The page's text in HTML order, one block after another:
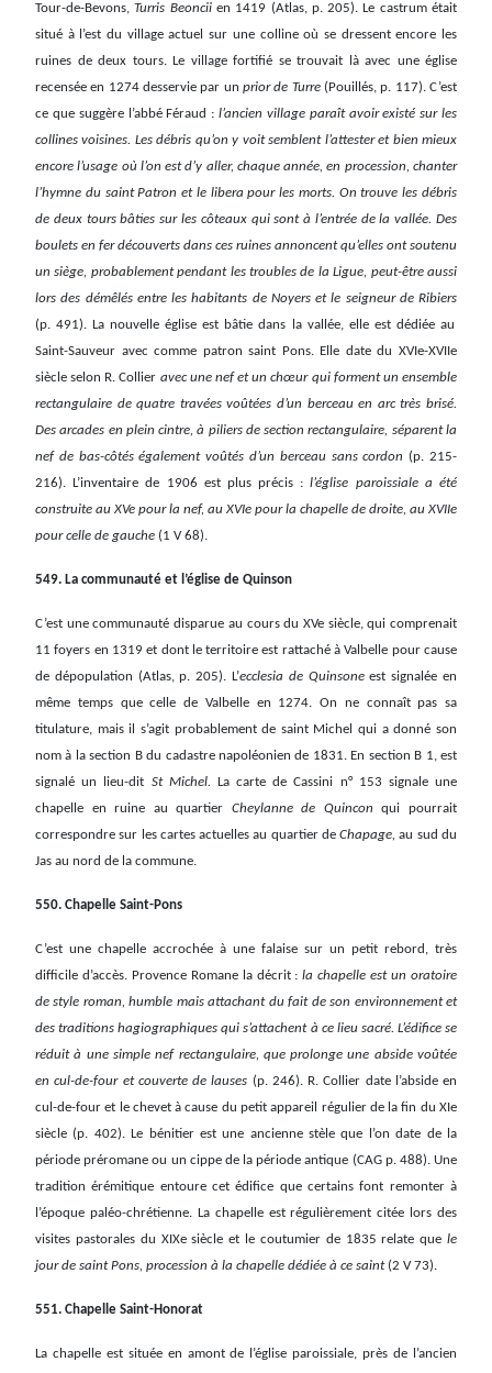
Tour-de-Bevons,Turris Beoncii en 1419 (Atlas, p. 205). Le castrum était
situé à l’est du village actuel sur une colline où se dressent encore les
ruines de deux tours. Le village fortifié se trouvait là avec une église
recensée en 1274 desservie par un prior de Turre (Pouillés, p. 117). C’est
ce que suggère l’abbé Féraud : l’ancien village paraît avoir existé sur les
collines voisines. Les débris qu’on y voit semblent l’attester et bien mieux
encore l’usage où l’on est d’y aller, chaque année, en procession, chanter
l’hymne du saint Patron et le libera pour les morts. On trouve les débris
de deux tours bâties sur les côteaux qui sont à l’entrée de la vallée. Des
boulets en fer découverts dans ces ruines annoncent qu’elles ont soutenu
un siège, probablement pendant les troubles de la Ligue, peut-être aussi
lors des démêlés entre les habitants de Noyers et le seigneur de Ribiers
(p. 491). La nouvelle église est bâtie dans la vallée, elle est dédiée au
Saint-Sauveur avec comme patron saint Pons. Elle date du XVIe-XVIIe
siècle selon R. Collier avec une nef et un chœur qui forment un ensemble
rectangulaire de quatre travées voûtées d’un berceau en arc très brisé.
Des arcades en plein cintre, à piliers de section rectangulaire, séparent la
nef de bas-côtés également voûtés d’un berceau sans cordon (p. 215-
216). L’inventaire de 1906 est plus précis :l’église paroissiale a été
construite au XVe pour la nef, au XVIe pour la chapelle de droite, au XVIIe
pour celle de gauche (1 V 68).
549. La communauté et l’église de Quinson
C’est une communauté disparue au cours du XVe siècle, qui comprenait
11 foyers en 1319 et dont le territoire est rattaché à Valbelle pour cause
de dépopulation (Atlas, p. 205). L’ecclesia de Quinsoneest signalée en
même temps que celle de Valbelle en 1274. On ne connaît pas sa
titulature, mais il s’agit probablement de saint Michel qui a donné son
nom à la section B du cadastre napoléonien de 1831. En section B 1, est
signalé un lieu-dit St Michel.
La carte de Cassini n° 153 signale une
chapelle en ruine au quartier Cheylanne de Quincon qui pourrait
correspondre sur les cartes actuelles au quartier deChapage,au sud du
Jas au nord de la commune.
550. Chapelle Saint-Pons
C’est une chapelle accrochée à une falaise sur un petit rebord, très
difficile d’accès. Provence Romane la décrit :la chapelle est un oratoire
de style roman, humble mais attachant du fait de son environnement et
des traditions hagiographiques qui s’attachent à ce lieu sacré. L’édifice se
réduit à une simple nef rectangulaire, que prolonge une abside voûtée
en cul-de-four et couverte de lauses (p. 246). R. Collier date l’abside en
cul-de-four et le chevet à cause du petit appareil régulier de la fin du XIe
siècle (p. 402). Le bénitier est une ancienne stèle que l’on date de la
période préromane ou un cippe de la période antique (CAG p. 488). Une
tradition érémitique entoure cet édifice que certains font remonter à
l’époque paléo-chrétienne. La chapelle est régulièrement citée lors des
visites pastorales du XIXe siècle et le coutumier de 1835 relate que le
jour de saint Pons, procession à la chapelle dédiée à ce saint (2 V 73).
551. Chapelle Saint-Honorat
La chapelle est située en amont de l’église paroissiale, près de l’ancien